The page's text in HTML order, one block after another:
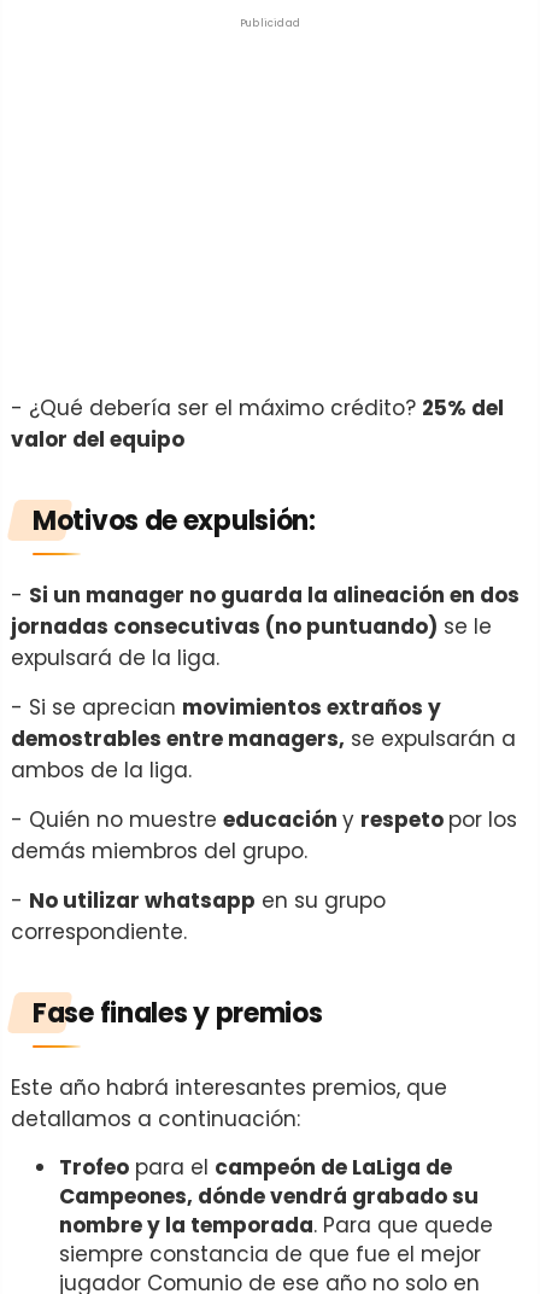
Publicidad
- ¿Qué debería ser el máximo crédito? 25% del
valor del equipo
Motivos deexpulsión:
- Si un manager no guarda la alineación en dos
jornadas consecutivas (no puntuando) se le
expulsará de la liga.
- Si se aprecian movimientos extraños y
demostrables entre managers, se expulsarán a
ambos de la liga.
- Quién no muestre educación y respeto por los
demás miembros del grupo.
- No utilizar whatsapp en su grupo
correspondiente.
Fasefinalesypremios
Este año habrá interesantes premios, que
detallamos a continuación:
Trofeo para el campeón de LaLiga de
Campeones, dónde vendrá grabado su
nombre y la temporada. Para que quede
siempre constancia de que fue el mejor
jugador Comunio de ese año no solo en